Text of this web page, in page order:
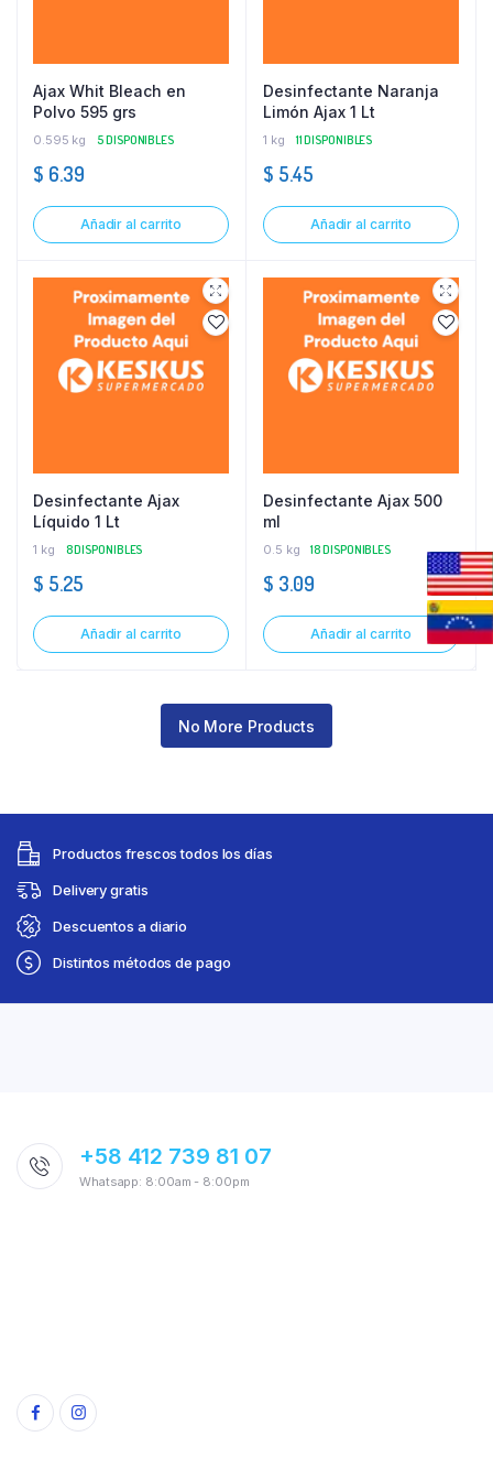
Ajax Whit Bleach en
Polvo 595 grs
0.595 kg 5 DISPONIBLES
$ 6.39
Añadir al carrito
Desinfectante Naranja
Limón Ajax 1 Lt
1 kg 11 DISPONIBLES
$ 5.45
Añadir al carrito
Desinfectante Ajax
Líquido 1 Lt
1 kg 8 DISPONIBLES
$ 5.25
Añadir al carrito
Desinfectante Ajax 500
ml
0.5 kg 18 DISPONIBLES
$ 3.09
Añadir al carrito
No More Products
Productos frescos todos los días
Delivery gratis
Descuentos a diario
Distintos métodos de pago
+58 412 739 81 07
Whatsapp: 8:00am - 8:00pm